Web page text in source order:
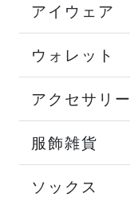
アイウェア
ウォレット
アクセサリー
服飾雑貨
ソックス